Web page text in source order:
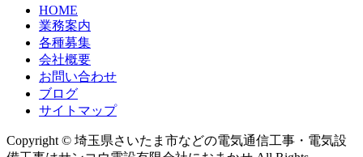
HOME
業務案内
各種募集
会社概要
お問い合わせ
ブログ
サイトマップ
Copyright © 埼玉県さいたま市などの電気通信工事・電気設